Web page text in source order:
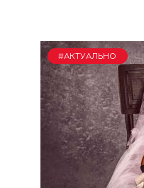
#АКТУАЛЬНО